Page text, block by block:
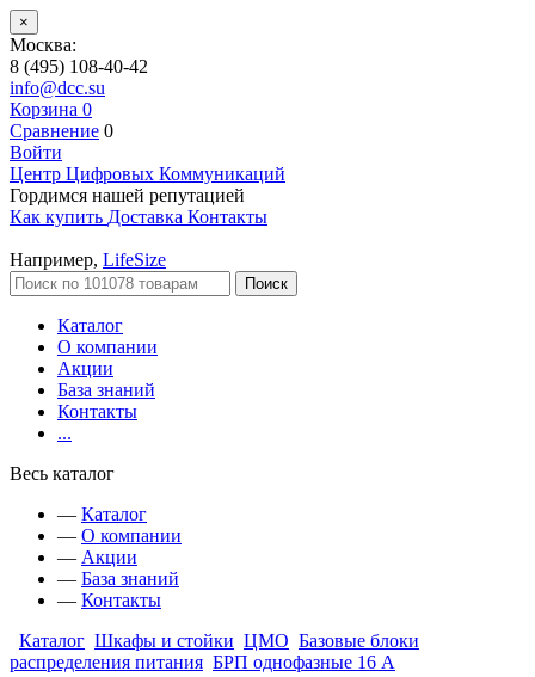
×
Москва:
8 (495) 108-40-42
info@dcc.su
Корзина 0
Сравнение 0
Войти
Центр Цифровых Коммуникаций
Гордимся нашей репутацией
Как купить Доставка Контакты
Например, LifeSize
Поиск
Каталог
О компании
Акции
База знаний
Контакты
...
Весь каталог
— Каталог
— О компании
— Акции
— База знаний
— Контакты
Каталог Шкафы и стойки ЦМО Базовые блоки
распределения питания БРП однофазные 16 А